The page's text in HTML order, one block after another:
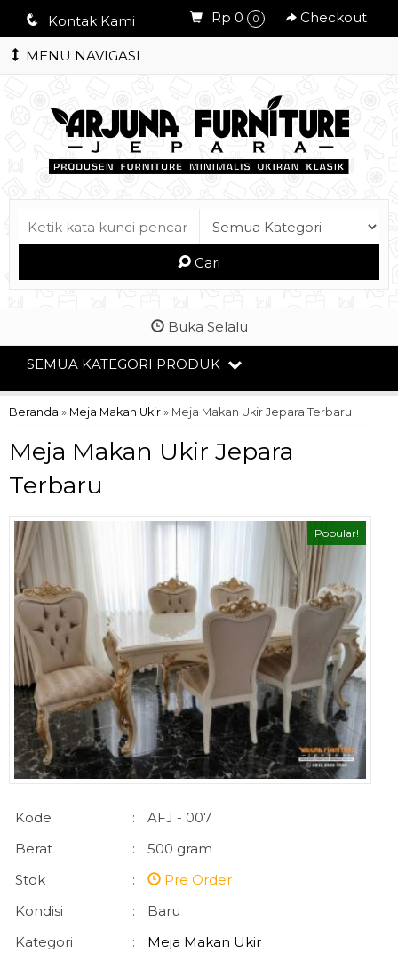
q Kontak Kami Rp 0 0 Checkout
MENU NAVIGASI
Cari
Buka Selalu
SEMUA KATEGORI PRODUK
Beranda » Meja Makan Ukir » Meja Makan Ukir Jepara Terbaru
Meja Makan Ukir Jepara
Terbaru
Popular!
Kode :
AFJ - 007
Berat
:
500 gram
Stok
:
Pre Order
Kondisi
:
Baru
Kategori
:
Meja Makan Ukir